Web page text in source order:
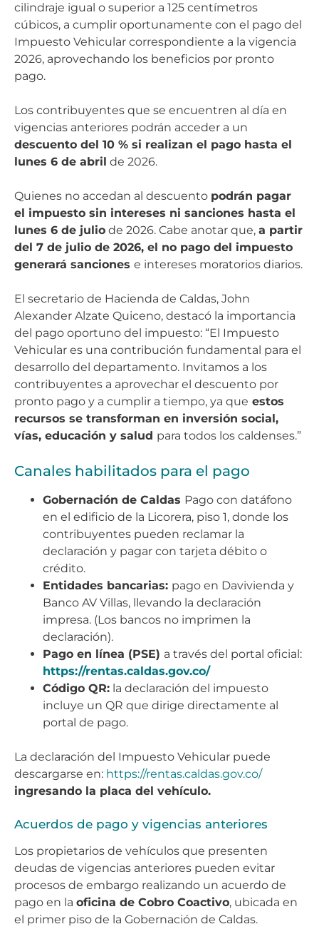
cilindraje igual o superior a 125 centímetros
cúbicos, a cumplir oportunamente con el pago del
Impuesto Vehicular correspondiente a la vigencia
2026, aprovechando los beneficios por pronto
pago.
Los contribuyentes que se encuentren al día en
vigencias anteriores podrán acceder a un
descuento del 10 % si realizan el pago hasta el
lunes 6 de abril de 2026.
Quienes no accedan al descuento podrán pagar
el impuesto sin intereses ni sanciones hasta el
lunes 6 de julio de 2026. Cabe anotar que, a partir
del 7 de julio de 2026, el no pago del impuesto
generará sanciones e intereses moratorios diarios.
El secretario de Hacienda de Caldas, John
Alexander Alzate Quiceno, destacó la importancia
del pago oportuno del impuesto: “El Impuesto
Vehicular es una contribución fundamental para el
desarrollo del departamento. Invitamos a los
contribuyentes a aprovechar el descuento por
pronto pago y a cumplir a tiempo, ya que estos
recursos se transforman en inversión social,
vías, educación y salud para todos los caldenses.”
Canales habilitados para el pago
Gobernación de Caldas Pago con datáfono
en el edificio de la Licorera, piso 1, donde los
contribuyentes pueden reclamar la
declaración y pagar con tarjeta débito o
crédito.
Entidades bancarias: pago en Davivienda y
Banco AV Villas, llevando la declaración
impresa. (Los bancos no imprimen la
declaración).
Pago en línea (PSE) a través del portal oficial:
https://rentas.caldas.gov.co/
Código QR: la declaración del impuesto
incluye un QR que dirige directamente al
portal de pago.
La declaración del Impuesto Vehicular puede
descargarse en: https://rentas.caldas.gov.co/
ingresando la placa del vehículo.
Acuerdos de pago y vigencias anteriores
Los propietarios de vehículos que presenten
deudas de vigencias anteriores pueden evitar
procesos de embargo realizando un acuerdo de
pago en la oficina de Cobro Coactivo, ubicada en
el primer piso de la Gobernación de Caldas.